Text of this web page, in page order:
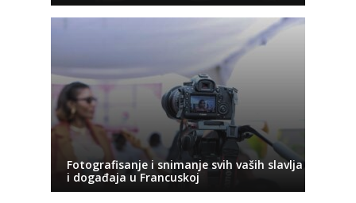
Fotografisanje i snimanje svih vaših slavlja
i događaja u Francuskoj